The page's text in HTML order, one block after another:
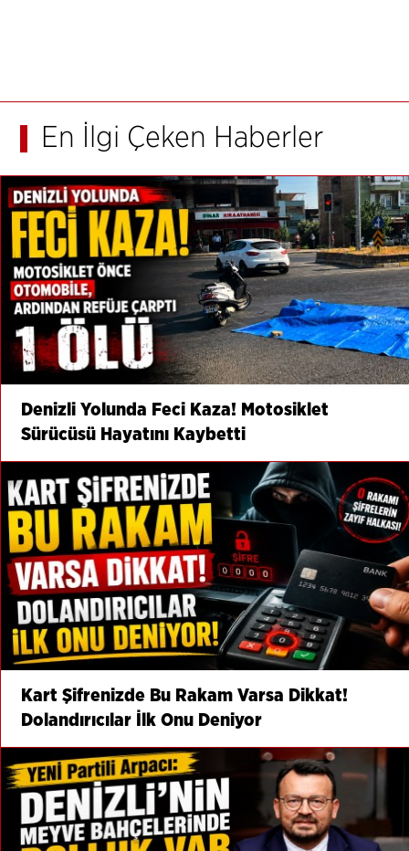
En İlgi Çeken Haberler
Denizli Yolunda Feci Kaza! Motosiklet
Sürücüsü Hayatını Kaybetti
Kart Şifrenizde Bu Rakam Varsa Dikkat!
Dolandırıcılar İlk Onu Deniyor